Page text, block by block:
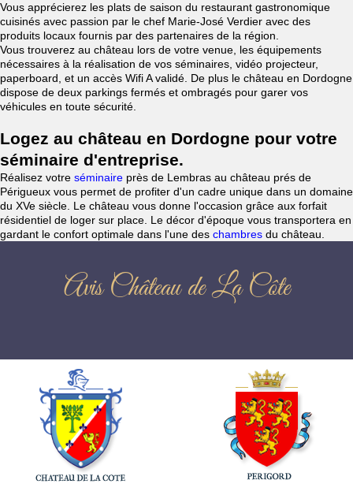
Vous apprécierez les plats de saison du restaurant gastronomique
cuisinés avec passion par le chef Marie-José Verdier avec des
produits locaux fournis par des partenaires de la région.
Vous trouverez au château lors de votre venue, les équipements
nécessaires à la réalisation de vos séminaires, vidéo projecteur,
paperboard, et un accès Wifi A validé. De plus le château en Dordogne
dispose de deux parkings fermés et ombragés pour garer vos
véhicules en toute sécurité.
Logez au château en Dordogne pour votre
séminaire d'entreprise.
Réalisez votre séminaire près de Lembras au château prés de
Périgueux vous permet de profiter d'un cadre unique dans un domaine
du XVe siècle. Le château vous donne l'occasion grâce aux forfait
résidentiel de loger sur place. Le décor d'époque vous transportera en
gardant le confort optimale dans l'une des chambres du château.
Avis Château de La Côte